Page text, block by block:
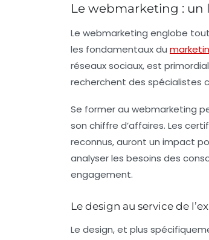
Le webmarketing : un
Le webmarketing englobe
les fondamentaux du
réseaux sociaux, est
recherchent des spécialistes
Se former au webmarketing
son chiffre d’affaires. Les
reconnus, auront un impact
analyser les besoins des
engagement.
Le design au service de
Le design, et plus